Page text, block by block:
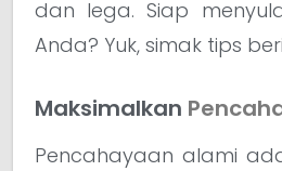
dan lega. Siap
Anda? Yuk, simak tips
Maksimalkan
Pencahayaan alami